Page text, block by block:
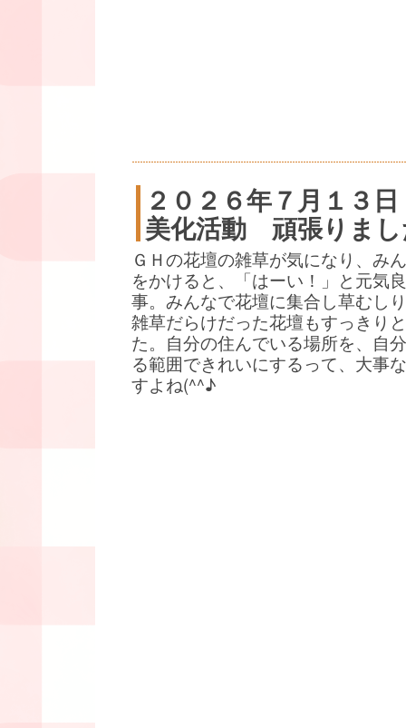
２０２６年７月１３日
美化活動 頑張りま
ＧＨの花壇の雑草が気になり、み
をかけると、「はーい！」と元気
事。みんなで花壇に集合し草むし
雑草だらけだった花壇もすっきり
た。自分の住んでいる場所を、自
る範囲できれいにするって、大事
すよね(^^♪